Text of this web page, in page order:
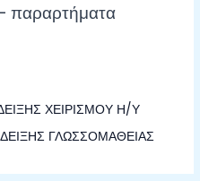
παραρτήματα
ΧΕΙΡΙΣΜΟΥ Η/Υ
ΓΛΩΣΣΟΜΑΘΕΙΑΣ